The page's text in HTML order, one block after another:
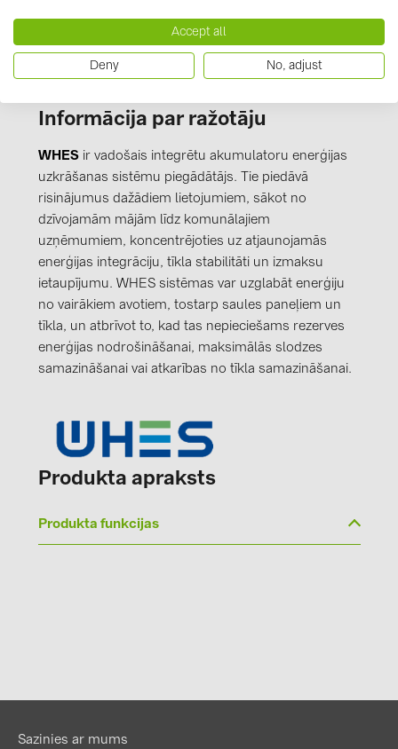
QILOWATT (3)
SMA (1)
Solis (63)
Stäubli (2)
TIGO (4)
Trina Solar (6)
Victron Energy B.V. (2)
WHES (5)
Informācija par ražotāju
WHESir vadošais integrētu akumulatoru enerģijas
uzkrāšanas sistēmu piegādātājs. Tie piedāvā
risinājumus dažādiem lietojumiem, sākot no
dzīvojamām mājām līdz komunālajiem
uzņēmumiem, koncentrējoties uz atjaunojamās
enerģijas integrāciju, tīkla stabilitāti un izmaksu
ietaupījumu. WHES sistēmas var uzglabāt enerģiju
no vairākiem avotiem, tostarp saules paneļiem un
tīkla, un atbrīvot to, kad tas nepieciešams rezerves
enerģijas nodrošināšanai, maksimālās slodzes
samazināšanai vai atkarības no tīkla samazināšanai.
Produkta apraksts
Produkta funkcijas
Sazinies ar mums
Accept all
Deny No, adjust